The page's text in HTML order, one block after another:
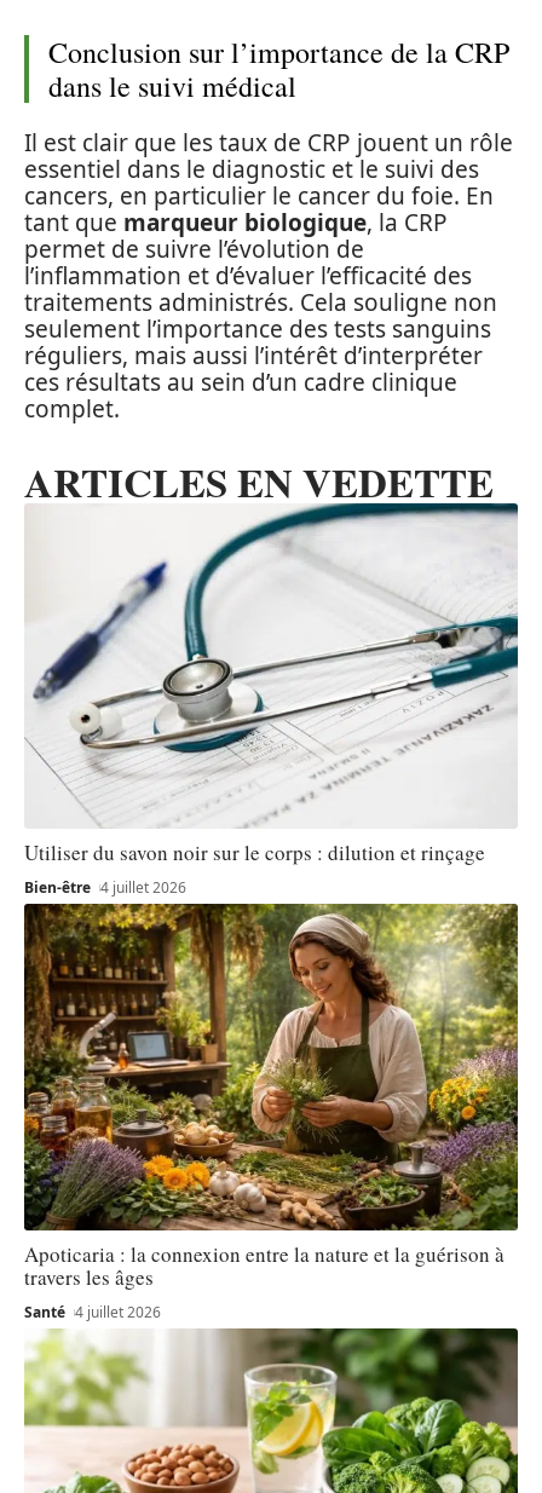
Conclusion sur l’importance de la CRP
dans le suivi médical
Il est clair que les taux de CRP jouent un rôle
essentiel dans le diagnostic et le suivi des
cancers, en particulier le cancer du foie. En
tant que marqueur biologique, la CRP
permet de suivre l’évolution de
l’inflammation et d’évaluer l’efficacité des
traitements administrés. Cela souligne non
seulement l’importance des tests sanguins
réguliers, mais aussi l’intérêt d’interpréter
ces résultats au sein d’un cadre clinique
complet.
ARTICLES EN VEDETTE
Utiliser du savon noir sur le corps : dilution et rinçage
Bien-être 4 juillet 2026
Apoticaria : la connexion entre la nature et la guérison à
travers les âges
Santé 4 juillet 2026